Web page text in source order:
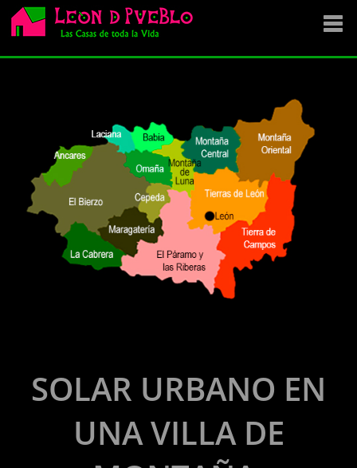
SE VENDE
OFERTAS
NOVEDADES
VENDEMOS TU CASA
DÓNDE COMPRAR ?
SOLAR URBANO EN
UNA VILLA DE